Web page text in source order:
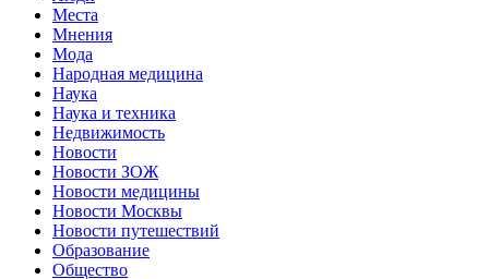
Места
Мнения
Мода
Народная медицина
Наука
Наука и техника
Недвижимость
Новости
Новости ЗОЖ
Новости медицины
Новости Москвы
Новости путешествий
Образование
Общество